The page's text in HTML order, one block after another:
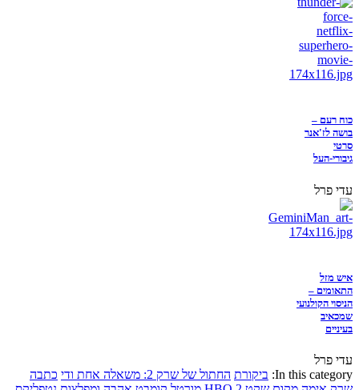
כוח רעם –
בושה לז'אנר
סרטי
גיבורי-העל
עדי פרל
איש מזל
התאומים –
הניסוי הקולנועי
שמכאיב
בעיניים
עדי פרל
In this category: ביקורת החתול של שרק 2: משאלה אחת ודי
כתבה